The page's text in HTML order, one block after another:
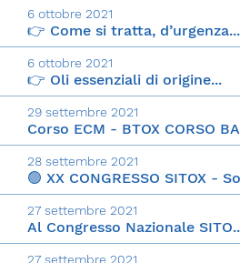
6 ottobre 2021
👉 Come si tratta, d’urgenza...
6 ottobre 2021
👉 Oli essenziali di origine...
29 settembre 2021
Corso ECM - BTOX CORSO
28 settembre 2021
🟢 XX CONGRESSO SITOX -
27 settembre 2021
Al Congresso Nazionale
27 settembre 2021